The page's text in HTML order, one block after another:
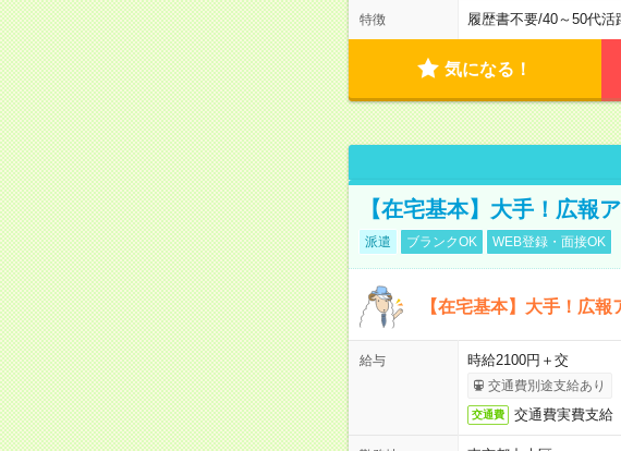
特徴 履歴書不要/40～50代活
気になる！
【在宅基本】大手！広報
派遣 ブランクOK WEB登録・面接OK
【在宅基本】大手！広
給与 時給2100円＋交
交通費別途支給あり
交通費 交通費実費支給